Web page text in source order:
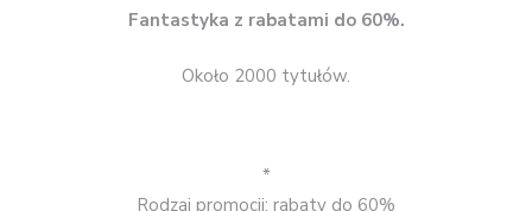
Fantastyka z rabatami do 60%.
Około 2000 tytułów.
*
Rodzaj promocji: rabaty do 60%